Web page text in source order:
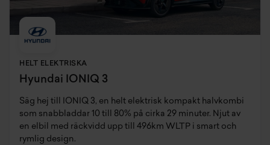
HELT ELEKTRISKA
Hyundai IONIQ 3
Säg hej till IONIQ 3, en helt elektrisk kompakt halvkombi
som snabbladdar 10 till 80% på cirka 29 minuter. Njut av
en elbil med räckvidd upp till 496km WLTP i smart och
rymlig design.